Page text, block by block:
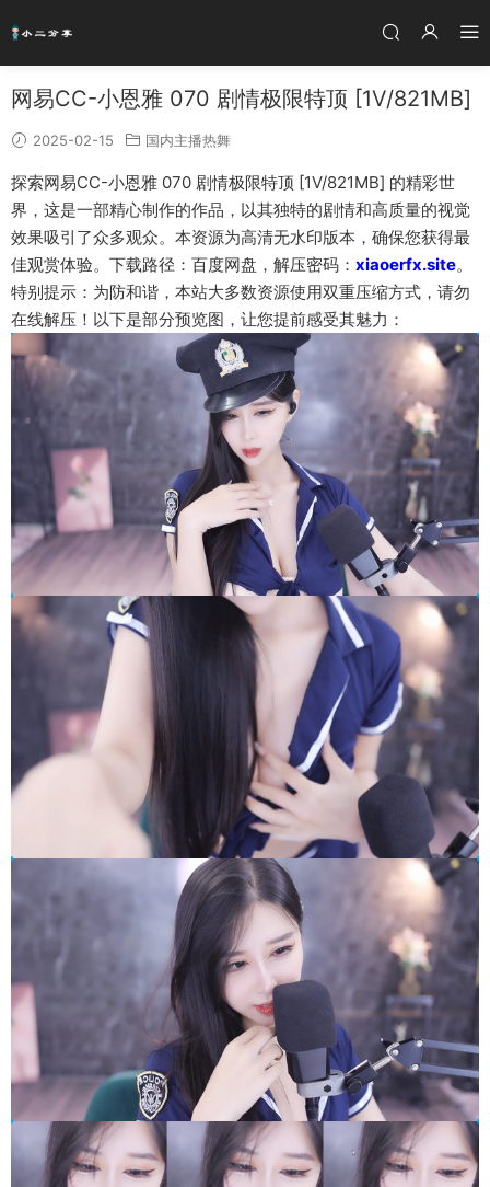
网易CC-小恩雅 070 剧情极限特顶 [1V/821MB]
2025-02-15 国内主播热舞
探索网易CC-小恩雅 070 剧情极限特顶 [1V/821MB] 的精彩世
界，这是一部精心制作的作品，以其独特的剧情和高质量的视觉
效果吸引了众多观众。本资源为高清无水印版本，确保您获得最
佳观赏体验。下载路径：百度网盘，解压密码： xiaoerfx.site。
特别提示：为防和谐，本站大多数资源使用双重压缩方式，请勿
在线解压！以下是部分预览图，让您提前感受其魅力：